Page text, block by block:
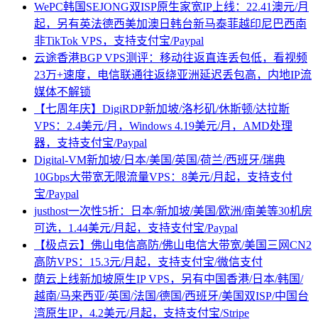
WePC韩国SEJONG双ISP原生家宽IP上线：22.41澳元/月
起，另有英法德西美加澳日韩台新马泰菲越印尼巴西南
非TikTok VPS，支持支付宝/Paypal
云途香港BGP VPS测评：移动往返直连丢包低，看视频
23万+速度，电信联通往返绕亚洲延迟丢包高，内地IP流
媒体不解锁
【七周年庆】DigiRDP新加坡/洛杉矶/休斯顿/达拉斯
VPS：2.4美元/月，Windows 4.19美元/月，AMD处理
器，支持支付宝/Paypal
Digital-VM新加坡/日本/美国/英国/荷兰/西班牙/瑞典
10Gbps大带宽无限流量VPS：8美元/月起，支持支付
宝/Paypal
justhost一次性5折：日本/新加坡/美国/欧洲/南美等30机房
可选，1.44美元/月起，支持支付宝/Paypal
【极点云】佛山电信高防/佛山电信大带宽/美国三网CN2
高防VPS：15.3元/月起，支持支付宝/微信支付
荫云上线新加坡原生IP VPS，另有中国香港/日本/韩国/
越南/马来西亚/英国/法国/德国/西班牙/美国双ISP/中国台
湾原生IP，4.2美元/月起，支持支付宝/Stripe